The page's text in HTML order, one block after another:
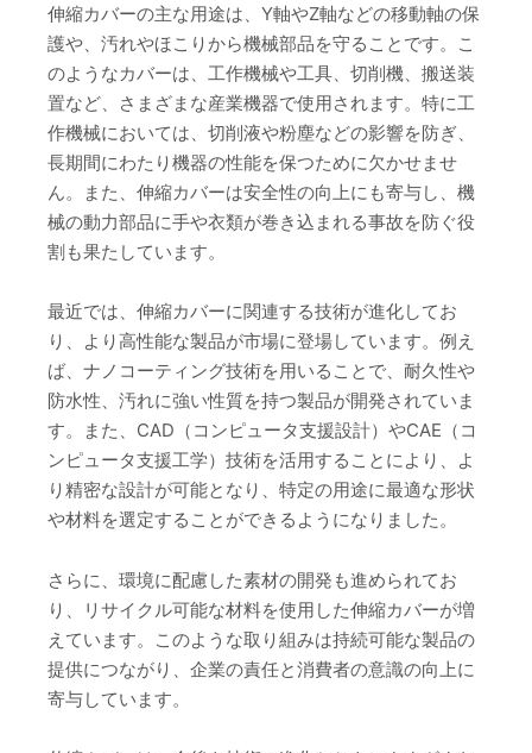
伸縮カバーの主な用途は、Y軸やZ軸などの移動軸の保
護や、汚れやほこりから機械部品を守ることです。こ
のようなカバーは、工作機械や工具、切削機、搬送装
置など、さまざまな産業機器で使用されます。特に工
作機械においては、切削液や粉塵などの影響を防ぎ、
長期間にわたり機器の性能を保つために欠かせませ
ん。また、伸縮カバーは安全性の向上にも寄与し、機
械の動力部品に手や衣類が巻き込まれる事故を防ぐ役
割も果たしています。
最近では、伸縮カバーに関連する技術が進化してお
り、より高性能な製品が市場に登場しています。例え
ば、ナノコーティング技術を用いることで、耐久性や
防水性、汚れに強い性質を持つ製品が開発されていま
す。また、CAD（コンピュータ支援設計）やCAE（コ
ンピュータ支援工学）技術を活用することにより、よ
り精密な設計が可能となり、特定の用途に最適な形状
や材料を選定することができるようになりました。
さらに、環境に配慮した素材の開発も進められてお
り、リサイクル可能な材料を使用した伸縮カバーが増
えています。このような取り組みは持続可能な製品の
提供につながり、企業の責任と消費者の意識の向上に
寄与しています。